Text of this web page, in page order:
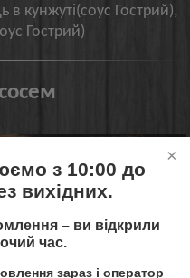
з 10:00 до
вихідних.
– ви відкрили
час.
зараз і оператор
в кунжуті(соус Гострий),
Гострий)